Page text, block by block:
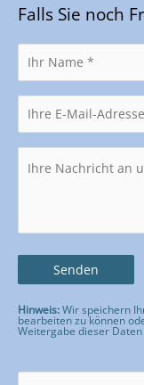
Falls Sie noch
Hinweis:Wir speichern
bearbeiten zu können
Weitergabe dieser
Bitte lasse dieses